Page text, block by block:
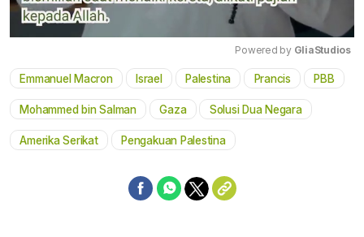
Mute
Powered by GliaStudios
Emmanuel Macron Israel Palestina Prancis PBB
Mohammed bin Salman Gaza Solusi Dua Negara
Amerika Serikat Pengakuan Palestina